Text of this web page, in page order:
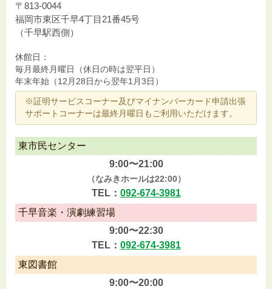
〒813-0044
福岡市東区千早4丁目21番45号
（千早駅西側）
休館日：
毎月最終月曜日（休日の時は翌平日）
年末年始（12月28日から翌年1月3日）
※証明サービスコーナー及びマイナンバーカード申請出張
サポートコーナーは最終月曜日もご利用いただけます。
東市民センター
9:00〜21:00
（なみきホールは22:00）
TEL： 092-674-3981
千早音楽・演劇練習場
9:00〜22:30
TEL： 092-674-3981
東図書館
9:00〜20:00